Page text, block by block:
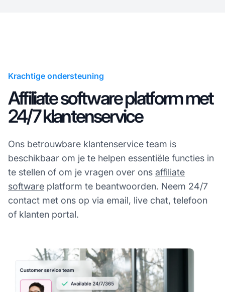
Krachtige ondersteuning
Affiliate software platform met
24/7 klantenservice
Ons betrouwbare klantenservice team is
beschikbaar om je te helpen essentiële functies in
te stellen of om je vragen over ons affiliate
software platform te beantwoorden. Neem 24/7
contact met ons op via email, live chat, telefoon
of klanten portal.